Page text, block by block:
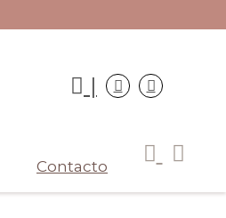
|
Contacto